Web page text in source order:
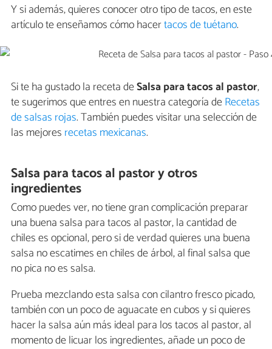
Y si además, quieres conocer otro tipo de tacos, en este
artículo te enseñamos cómo hacertacos de tuétano.
Si te ha gustado la receta deSalsa para tacos al pastor,
te sugerimos que entres en nuestra categoría deRecetas
de salsas rojas. También puedes visitar una selección de
las mejores recetas mexicanas.
Salsa para tacos al pastor y otros
ingredientes
Como puedes ver, no tiene gran complicación preparar
una buena salsa para tacos al pastor, la cantidad de
chiles es opcional, pero si de verdad quieres una buena
salsa no escatimes en chiles de árbol, al final salsa que
no pica no es salsa.
Prueba mezclando esta salsa con cilantro fresco picado,
también con un poco de aguacate en cubos y si quieres
hacer la salsa aún más ideal para los tacos al pastor, al
momento de licuar los ingredientes, añade un poco de